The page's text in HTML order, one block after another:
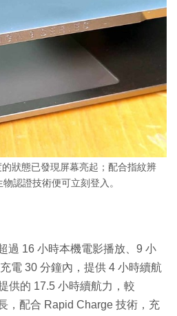
狀態已發現屏幕亮起；配合指紋辨
認證技術便可立刻登入。
過 16 小時本機電影播放、9 小
電 30 分鐘內，提供 4 小時續航
供的 17.5 小時續航力，較
，配合 Rapid Charge 技術，充